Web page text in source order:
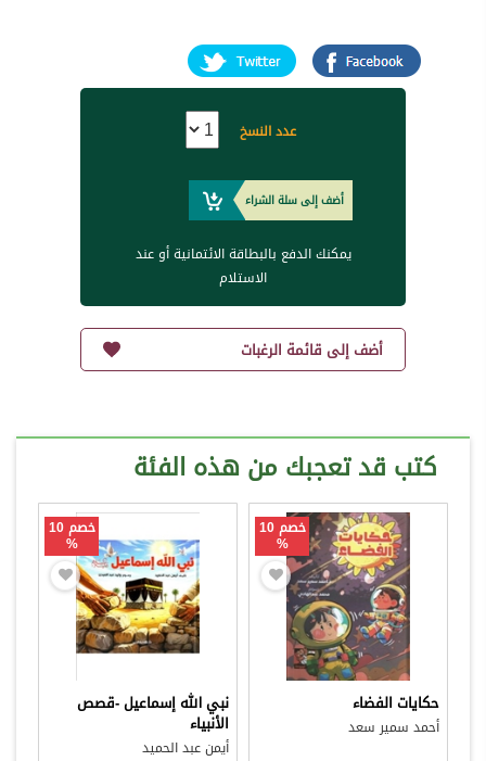
عدد النسخ
أضف إلى سلة الشراء
يمكنك الدفع بالبطاقة الائتمانية أو عند
الاستلام
أضف إلى قائمة الرغبات
كتب قد تعجبك من هذه الفئة
خصم 10
%
حكايات الفضاء
أحمد سمير سعد
خصم 10
%
نبي الله إسماعيل -قصص
الأنبياء
أيمن عبد الحميد